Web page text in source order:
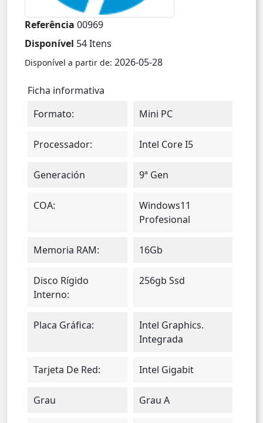
Referência 00969
Disponível 54 Itens
Disponível a partir de: 2026-05-28
Ficha informativa
Formato:
Mini PC
Processador: Intel Core I5
Generación 9ª Gen
COA:
Windows11
Profesional
Memoria RAM: 16Gb
Disco Rígido
Interno:
256gb Ssd
Placa Gráfica:
Intel Graphics.
Integrada
Tarjeta De Red: Intel Gigabit
Grau Grau A